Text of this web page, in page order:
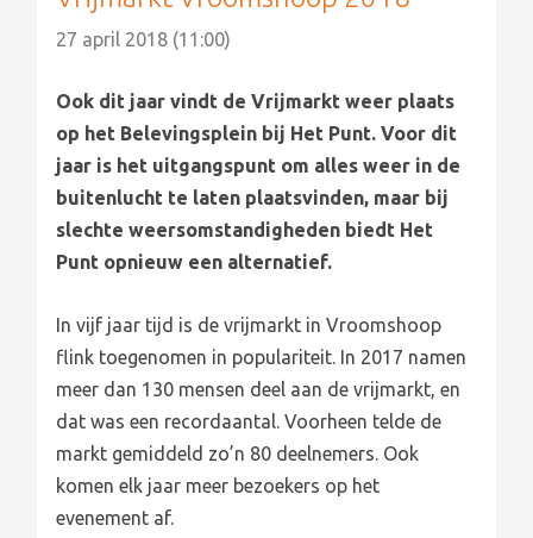
27 april 2018 (11:00)
Ook dit jaar vindt de Vrijmarkt weer plaats
op het Belevingsplein bij Het Punt. Voor dit
jaar is het uitgangspunt om alles weer in de
buitenlucht te laten plaatsvinden, maar bij
slechte weersomstandigheden biedt Het
Punt opnieuw een alternatief.
In vijf jaar tijd is de vrijmarkt in Vroomshoop
flink toegenomen in populariteit. In 2017 namen
meer dan 130 mensen deel aan de vrijmarkt, en
dat was een recordaantal. Voorheen telde de
markt gemiddeld zo’n 80 deelnemers. Ook
komen elk jaar meer bezoekers op het
evenement af.